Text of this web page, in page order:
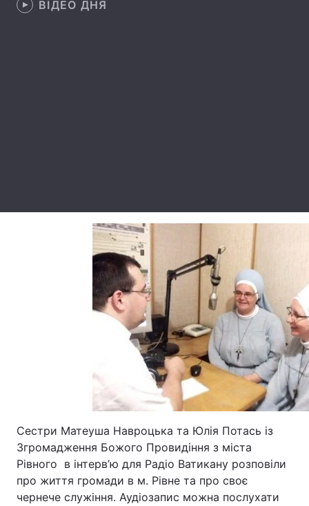
ВІДЕО ДНЯ
Сестри Матеуша Навроцька та Юлія Потась із
Згромадження Божого Провидіння з міста
Рівного в інтерв’ю для Радіо Ватикану розповіли
про життя громади в м. Рівне та про своє
чернече служіння. Аудіозапис можна послухати